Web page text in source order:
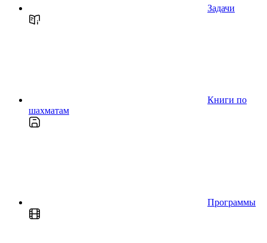
Задачи
Книги по
шахматам
Программы